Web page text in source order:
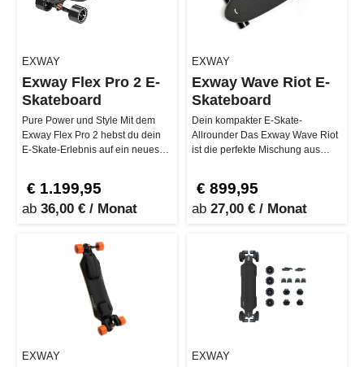
EXWAY
Exway Flex Pro 2 E-
Skateboard
Pure Power und Style Mit dem
Exway Flex Pro 2 hebst du dein
E-Skate-Erlebnis auf ein neues
€ 1.199,95
ab 36,00 € / Monat
EXWAY
Exway Wave Riot E-
Skateboard
Dein kompakter E-Skate-
Allrounder Das Exway Wave Riot
ist die perfekte Mischung aus
€ 899,95
ab 27,00 € / Monat
EXWAY EXWAY